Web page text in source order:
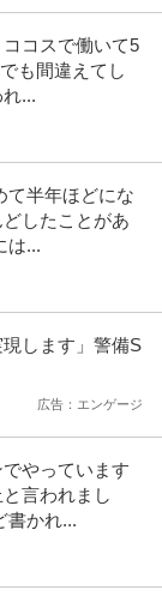
め、日本最大級の
（Cosme Kitchen
アップ／安定の
も安心」ホール
ス＞外食 ※会員属性
コスで働いて5
も間違えてし
...
て半年ほどにな
したことがあ
は...
します」警備S
広告：エンゲージ
やっています
言われまし
書かれ...